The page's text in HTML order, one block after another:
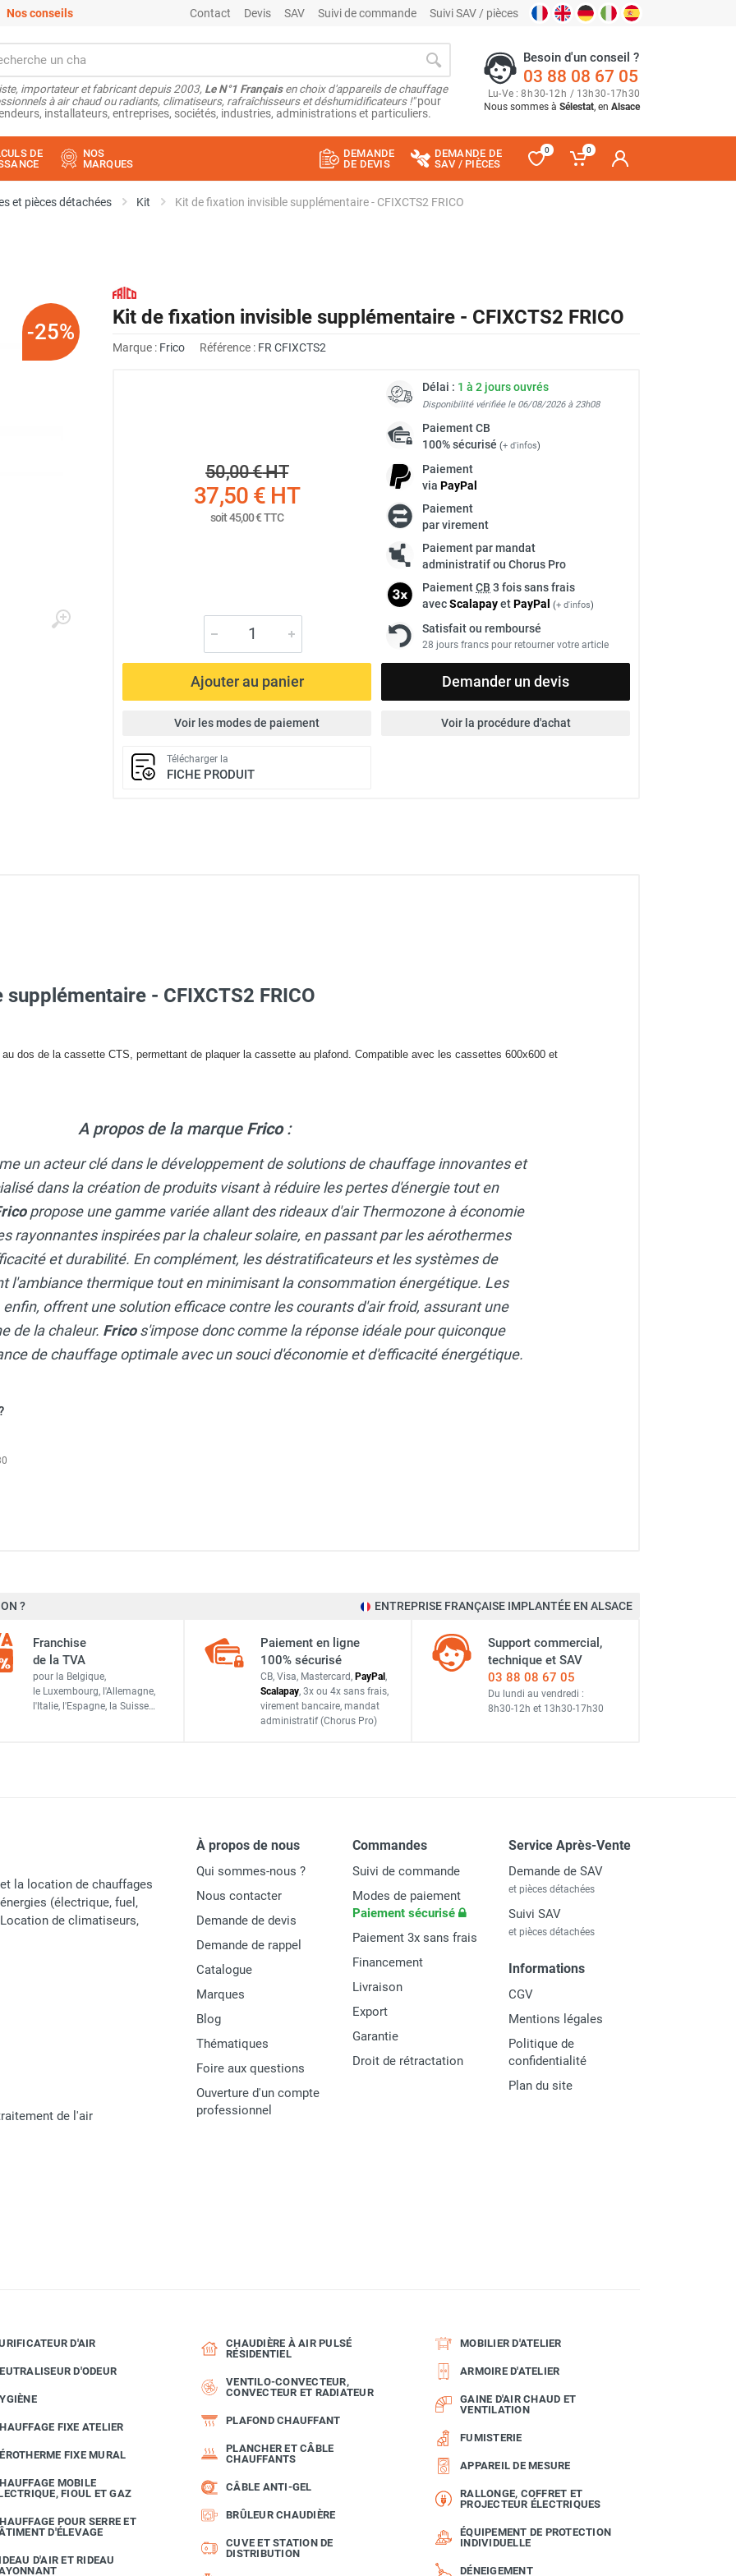
Nos conseils Contact Devis SAV Suivi de commande Suivi SAV / pièces
importateur et fabricant depuis 2003, Le N°1 Françaisen choix d'appareils de chauffage
à air chaud ou radiants, climatiseurs, rafraîchisseurs et déshumidificateurs !"pour
installateurs, entreprises, sociétés, industries, administrations et particuliers.
Besoin d'un conseil ?
03 88 08 67 05
Lu-Ve : 8h30-12h / 13h30-17h30
Nous sommes à Sélestat, en Alsace
DE
NOS
MARQUES
DEMANDE
DE DEVIS
DEMANDE DE
SAV / PIÈCES
0 0
et pièces détachées Kit Kit de fixation invisible supplémentaire - CFIXCTS2 FRICO
-25% -25%
Kit de fixation invisible supplémentaire - CFIXCTS2 FRICO
Marque : Frico Référence : FR CFIXCTS2
50,00 €HT
37,50 € HT
soit45,00 €TTC
Délai : 1 à 2 jours ouvrés
Disponibilité vérifiée le 06/08/2026 à 23h08
PaiementCB
100% sécurisé (+ d'infos)
Paiement
via PayPal
Paiement
par virement
Paiement par mandat
administratif ou Chorus Pro
PaiementCB 3 fois sans frais
avecScalapayetPayPal (+ d'infos)
Satisfait ou remboursé
28 jours francs pour retourner votre article
Ajouter au panier Demander un devis
Voir les modes de paiement Voir la procédure d'achat
Télécharger la
FICHE PRODUIT
de 160W monophasé - CTS160-06 FRICO
de 600W - HC600 FRICO
de 600W monophasé - CTS600-12 FRICO
de 300W - HC300 FRICO
- CFIXCTS2 FRICO
dos de la cassette CTS, permettant de plaquer la cassette au plafond. Compatible avec les cassettes 600x600 et
A propos de la marque Frico:
un acteur clé dans le développement de solutions de chauffage innovantes et
dans la création de produits visant à réduire les pertes d'énergie tout en
propose une gamme variée allant des rideaux d'air Thermozone à économie
rayonnantes inspirées par la chaleur solaire, en passant par les aérothermes
et durabilité. En complément, les déstratificateurs et les systèmes de
l'ambiance thermique tout en minimisant la consommation énergétique. Les
enfin, offrent une solution efficace contre les courants d'air froid, assurant une
de la chaleur. Fricos'impose donc comme la réponse idéale pour quiconque
de chauffage optimale avec un souci d'économie et d'efficacité énergétique.
CFIXCTS2
France
ACCESSOIRES
? ENTREPRISE FRANÇAISE IMPLANTÉE EN ALSACE
Franchise
de la TVA
pour la Belgique,
le Luxembourg, l'Allemagne,
l'Italie, l'Espagne, la Suisse…
Paiement en ligne
100% sécurisé
CB, Visa, Mastercard, PayPal ,
Scalapay, 3x ou 4x sans frais,
virement bancaire, mandat
administratif (Chorus Pro)
Support commercial,
technique et SAV
03 88 08 67 05
Du lundi au vendredi :
8h30-12h et 13h30-17h30
la location de chauffages
(électrique, fuel,
de climatiseurs,
de l'air
À propos de nous
Qui sommes-nous ?
Nous contacter
Demande de devis
Demande de rappel
Catalogue
Marques
Blog
Thématiques
Foire aux questions
Ouverture d'un compte
professionnel
Commandes
Suivi de commande
Modes de paiement
Paiement sécurisé
Paiement 3x sans frais
Financement
Livraison
Export
Garantie
Droit de rétractation
Service Après-Vente
Demande de SAV
et pièces détachées
Suivi SAV
et pièces détachées
Informations
CGV
Mentions légales
Politique de
confidentialité
Plan du site
D'AIR
D'ODEUR
FIXE ATELIER
FIXE MURAL
MOBILE
FIOUL ET GAZ
POUR SERRE ET
D'ÉLEVAGE
D'AIR ET RIDEAU
CHAUDIÈRE À AIR PULSÉ
RÉSIDENTIEL
VENTILO-CONVECTEUR,
CONVECTEUR ET RADIATEUR
PLAFOND CHAUFFANT
PLANCHER ET CÂBLE
CHAUFFANTS
CÂBLE ANTI-GEL
BRÛLEUR CHAUDIÈRE
CUVE ET STATION DE
DISTRIBUTION
MOBILIER D'ATELIER
ARMOIRE D'ATELIER
GAINE D'AIR CHAUD ET
VENTILATION
FUMISTERIE
APPAREIL DE MESURE
RALLONGE, COFFRET ET
PROJECTEUR ÉLECTRIQUES
ÉQUIPEMENT DE PROTECTION
INDIVIDUELLE
DÉNEIGEMENT